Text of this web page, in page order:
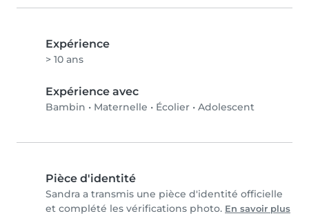
Expérience
> 10 ans
Expérience avec
Bambin • Maternelle • Écolier • Adolescent
Pièce d'identité
Sandra a transmis une pièce d'identité officielle
et complété les vérifications photo. En savoir plus